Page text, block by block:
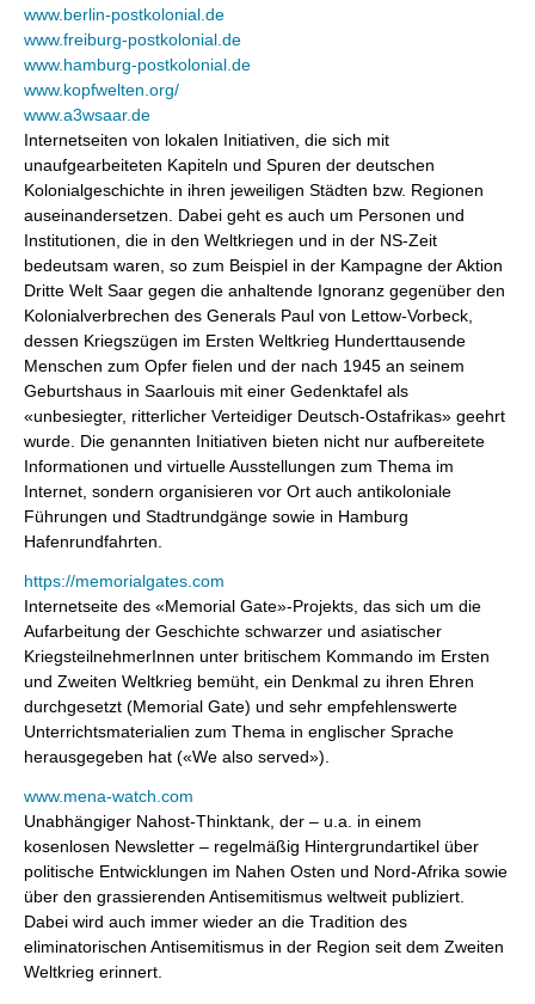
www.berlin-postkolonial.de
www.freiburg-postkolonial.de
www.hamburg-postkolonial.de
www.kopfwelten.org/
www.a3wsaar.de
Internetseiten von lokalen Initiativen, die sich mit
unaufgearbeiteten Kapiteln und Spuren der deutschen
Kolonialgeschichte in ihren jeweiligen Städten bzw. Regionen
auseinandersetzen. Dabei geht es auch um Personen und
Institutionen, die in den Weltkriegen und in der NS-Zeit
bedeutsam waren, so zum Beispiel in der Kampagne der Aktion
Dritte Welt Saar gegen die anhaltende Ignoranz gegenüber den
Kolonialverbrechen des Generals Paul von Lettow-Vorbeck,
dessen Kriegszügen im Ersten Weltkrieg Hunderttausende
Menschen zum Opfer fielen und der nach 1945 an seinem
Geburtshaus in Saarlouis mit einer Gedenktafel als
«unbesiegter, ritterlicher Verteidiger Deutsch-Ostafrikas» geehrt
wurde. Die genannten Initiativen bieten nicht nur aufbereitete
Informationen und virtuelle Ausstellungen zum Thema im
Internet, sondern organisieren vor Ort auch antikoloniale
Führungen und Stadtrundgänge sowie in Hamburg
Hafenrundfahrten.
https://memorialgates.com
Internetseite des «Memorial Gate»-Projekts, das sich um die
Aufarbeitung der Geschichte schwarzer und asiatischer
KriegsteilnehmerInnen unter britischem Kommando im Ersten
und Zweiten Weltkrieg bemüht, ein Denkmal zu ihren Ehren
durchgesetzt (Memorial Gate) und sehr empfehlenswerte
Unterrichtsmaterialien zum Thema in englischer Sprache
herausgegeben hat («We also served»).
www.mena-watch.com
Unabhängiger Nahost-Thinktank, der – u.a. in einem
kosenlosen Newsletter – regelmäßig Hintergrundartikel über
politische Entwicklungen im Nahen Osten und Nord-Afrika sowie
über den grassierenden Antisemitismus weltweit publiziert.
Dabei wird auch immer wieder an die Tradition des
eliminatorischen Antisemitismus in der Region seit dem Zweiten
Weltkrieg erinnert.